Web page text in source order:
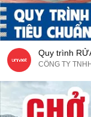
Quy trình
CÔNG TY